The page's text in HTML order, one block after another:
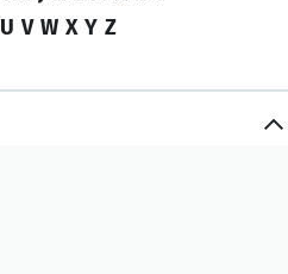
U V W X Y Z